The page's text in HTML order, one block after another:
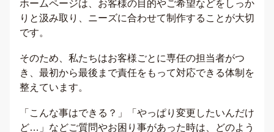
ホームページは、お客様の目的やご希望などをしっか
りと汲み取り、ニーズに合わせて制作することが大切
です。
そのため、私たちはお客様ごとに専任の担当者がつ
き、最初から最後まで責任をもって対応できる体制を
整えています。
「こんな事はできる？」「やっぱり変更したいんだけ
ど…」などご質問やお困り事があった時は、どのよう